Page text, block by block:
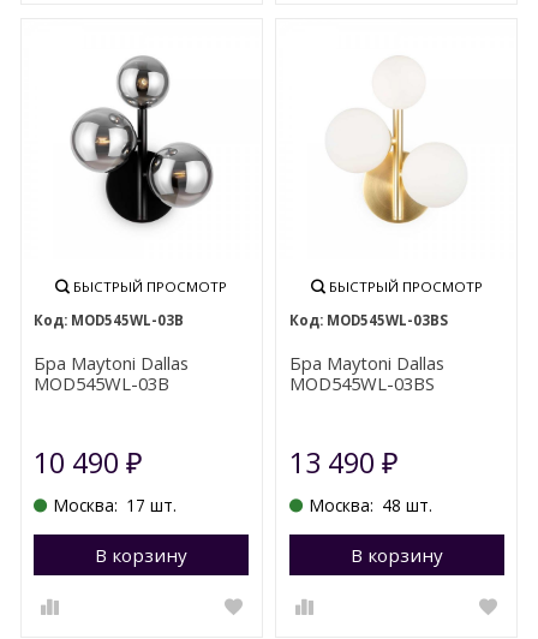
БЫСТРЫЙ ПРОСМОТР
MOD545WL-03B
Бра Maytoni Dallas
MOD545WL-03B
10 490₽
Москва: 17 шт.
В корзину Перейти в корзину
БЫСТРЫЙ ПРОСМОТР
MOD545WL-03BS
Бра Maytoni Dallas
MOD545WL-03BS
13 490 ₽
Москва: 48 шт.
В корзину